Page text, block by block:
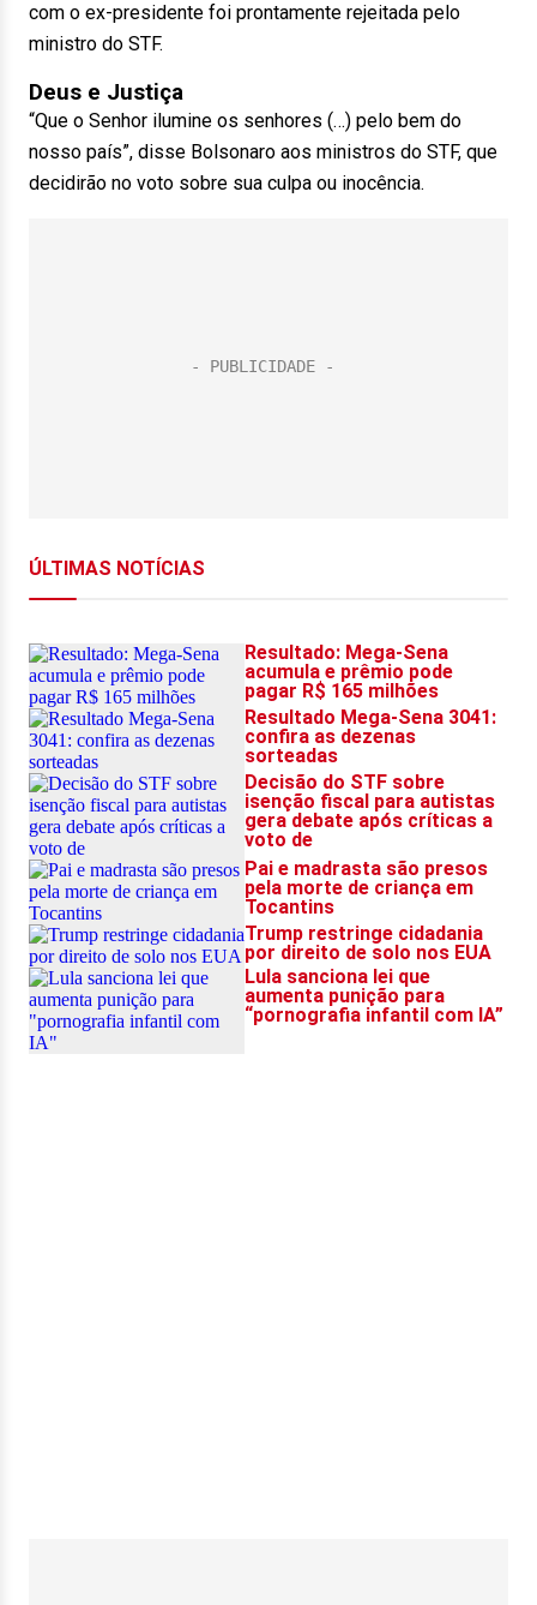
com o ex-presidente foi prontamente rejeitada pelo
ministro do STF.
Deus e Justiça
“Que o Senhor ilumine os senhores (…) pelo bem do
nosso país”, disse Bolsonaro aos ministros do STF, que
decidirão no voto sobre sua culpa ou inocência.